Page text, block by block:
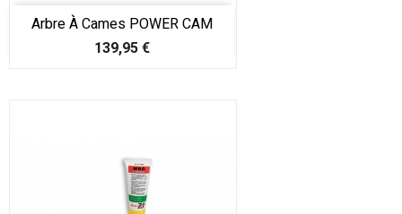
Arbre À Cames POWER CAM
Prix
139,95 €